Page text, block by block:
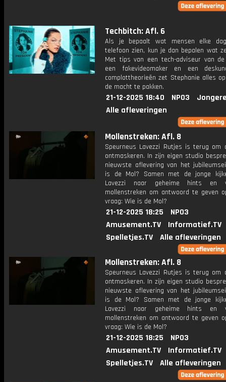
Techbitch: Afl. 6
Als je bepaalt wat mensen elke
telefoon zien, kun je dan bepalen wat
Met tips van een tech-adviseur van
een fakevideomaker en een
complottheorieën zet Stephanie alles
de macht te pakken.
21-12-2025 18:40 NPO3
Alle afleveringen
Mollenstreken: Afl. 8
Speurneus Lavezzi Rutjes is terug om
ontmaskeren. In zijn eigen studio
nieuwste aflevering van het
is de Mol? Samen met de jonge
Lavezzi naar geheime hints en
mollenstreken om antwoord te geven
vraag: Wie is de Mol?
21-12-2025 18:25
NPO3
Amusement.TV
Informatief.TV
Spelletjes.TV
Alle afleveringen
Mollenstreken: Afl. 8
Speurneus Lavezzi Rutjes is terug om
ontmaskeren. In zijn eigen studio
nieuwste aflevering van het
is de Mol? Samen met de jonge
Lavezzi naar geheime hints en
mollenstreken om antwoord te geven
vraag: Wie is de Mol?
21-12-2025 18:25
NPO3
Amusement.TV
Informatief.TV
Spelletjes.TV
Alle afleveringen